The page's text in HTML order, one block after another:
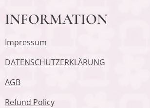
INFORMATION
Impressum
DATENSCHUTZERKLÄRUNG
AGB
Refund Policy